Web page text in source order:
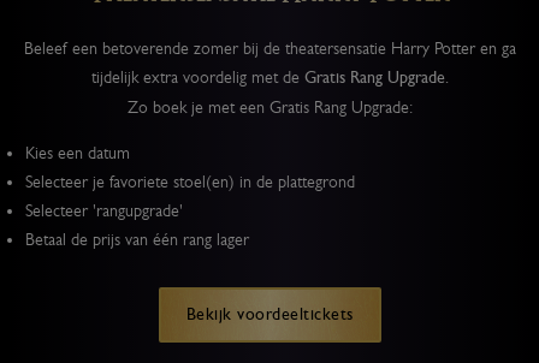
Beleef een betoverende zomer bij de theatersensatie Harry Potter en ga
tijdelijk extra voordelig met de Gratis Rang Upgrade.
Zo boek je met een Gratis Rang Upgrade:
Kies een datum
Selecteer je favoriete stoel(en) in de plattegrond
Selecteer 'rangupgrade'
Betaal de prijs van één rang lager
Bekijk voordeeltickets